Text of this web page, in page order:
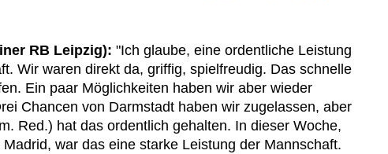
RB Leipzig): "Ich glaube, eine ordentliche Leistung
Wir waren direkt da, griffig, spielfreudig. Das schnelle
Ein paar Möglichkeiten haben wir aber wieder
Chancen von Darmstadt haben wir zugelassen, aber
Red.) hat das ordentlich gehalten. In dieser Woche,
war das eine starke Leistung der Mannschaft.